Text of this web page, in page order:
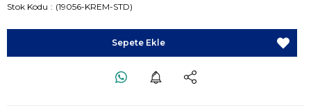
Stok Kodu (19056-KREM-STD)